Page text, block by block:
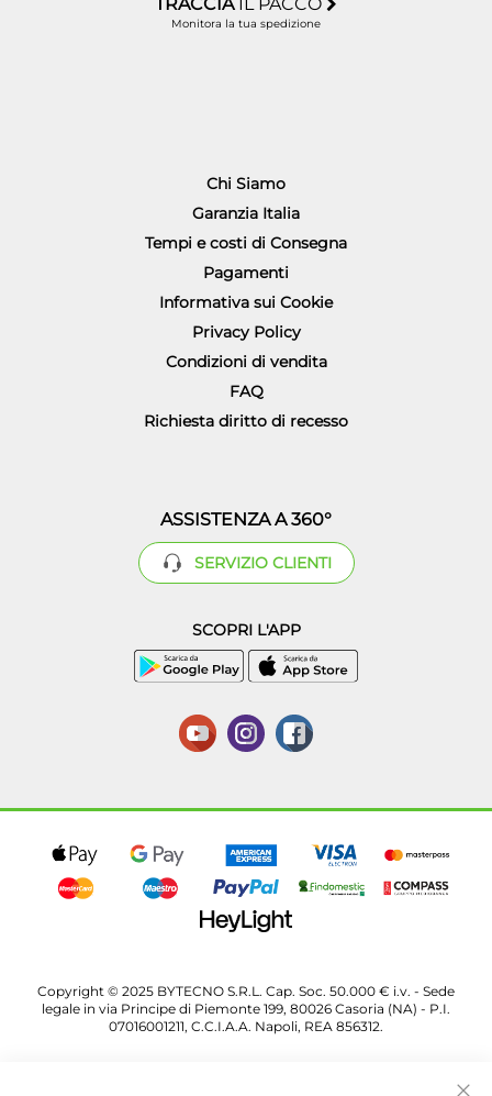
Monitora la tua spedizione
Chi Siamo
Garanzia Italia
Tempi e costi di Consegna
Pagamenti
Informativa sui Cookie
Privacy Policy
Condizioni di vendita
FAQ
Richiesta diritto di recesso
ASSISTENZA A 360°
SERVIZIO CLIENTI
SCOPRI L'APP
Copyright © 2025 BYTECNO S.R.L. Cap. Soc. 50.000 € i.v. - Sede
legale in via Principe di Piemonte 199, 80026 Casoria (NA) - P.I.
07016001211, C.C.I.A.A. Napoli, REA 856312.